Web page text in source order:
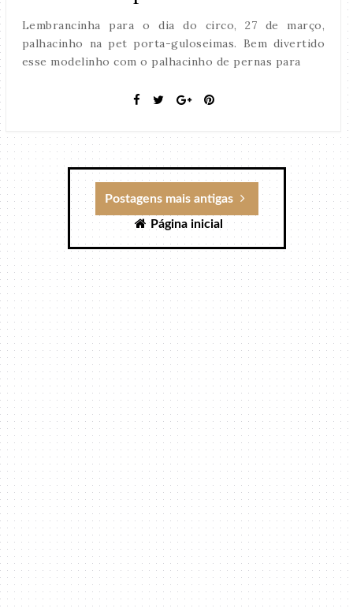
Lembrancinha para o dia do circo, 27 de março,
palhacinho na pet porta-guloseimas. Bem divertido
esse modelinho com o palhacinho de pernas para
Postagens mais antigas
Página inicial